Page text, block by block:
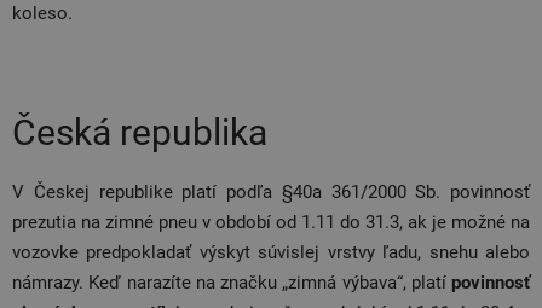
koleso.
Česká republika
V Českej republike platí podľa §40a 361/2000 Sb. povinnosť
prezutia na zimné pneu v období od 1.11 do 31.3, ak je možné na
vozovke predpokladať výskyt súvislej vrstvy ľadu, snehu alebo
námrazy. Keď narazíte na značku „zimná výbava“, platí povinnosť